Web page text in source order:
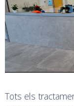
Tots els